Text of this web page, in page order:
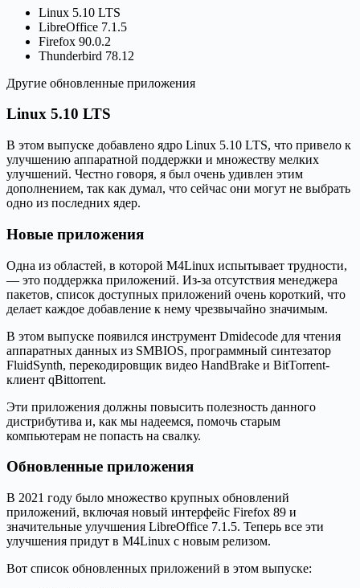
Linux 5.10 LTS
LibreOffice 7.1.5
Firefox 90.0.2
Thunderbird 78.12
Другие обновленные приложения
Linux 5.10 LTS
В этом выпуске добавлено ядро Linux 5.10 LTS, что привело к
улучшению аппаратной поддержки и множеству мелких
улучшений. Честно говоря, я был очень удивлен этим
дополнением, так как думал, что сейчас они могут не выбрать
одно из последних ядер.
Новые приложения
Одна из областей, в которой M4Linux испытывает трудности,
— это поддержка приложений. Из-за отсутствия менеджера
пакетов, список доступных приложений очень короткий, что
делает каждое добавление к нему чрезвычайно значимым.
В этом выпуске появился инструмент Dmidecode для чтения
аппаратных данных из SMBIOS, программный синтезатор
FluidSynth, перекодировщик видео HandBrake и BitTorrent-
клиент qBittorrent.
Эти приложения должны повысить полезность данного
дистрибутива и, как мы надеемся, помочь старым
компьютерам не попасть на свалку.
Обновленные приложения
В 2021 году было множество крупных обновлений
приложений, включая новый интерфейс Firefox 89 и
значительные улучшения LibreOffice 7.1.5. Теперь все эти
улучшения придут в M4Linux с новым релизом.
Вот список обновленных приложений в этом выпуске: